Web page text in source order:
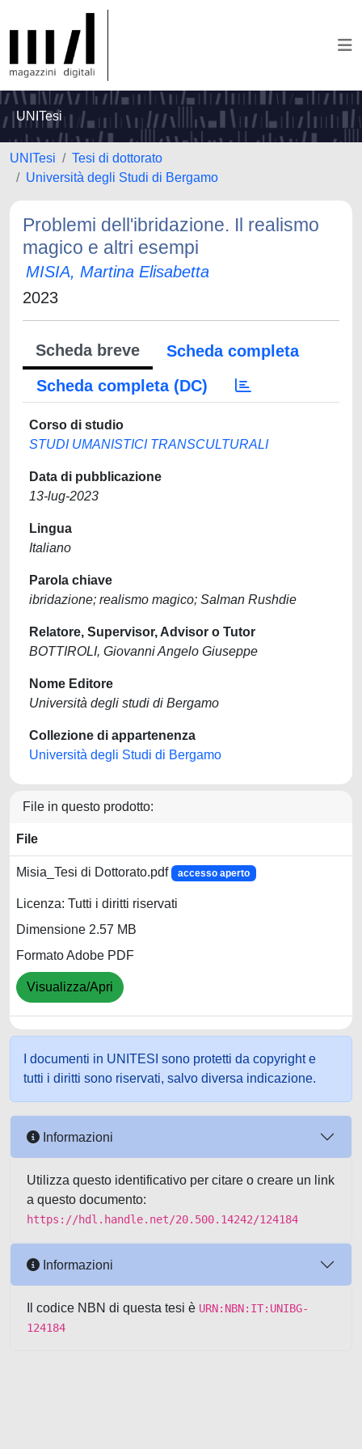
UNITesi
UNITesi
Tesi di dottorato
Università degli Studi di Bergamo
Problemi dell'ibridazione. Il realismo
magico e altri esempi
MISIA, Martina Elisabetta
2023
Scheda breve
Scheda completa
Scheda completa (DC)
Corso di studio
STUDI UMANISTICI TRANSCULTURALI
Data di pubblicazione
13-lug-2023
Lingua
Italiano
Parola chiave
ibridazione; realismo magico; Salman Rushdie
Relatore, Supervisor, Advisor o Tutor
BOTTIROLI, Giovanni Angelo Giuseppe
Nome Editore
Università degli studi di Bergamo
Collezione di appartenenza
Università degli Studi di Bergamo
File in questo prodotto:
File
Misia_Tesi di Dottorato.pdf accesso aperto
Licenza: Tutti i diritti riservati
Dimensione 2.57 MB
Formato Adobe PDF
Visualizza/Apri
I documenti in UNITESI sono protetti da copyright e
tutti i diritti sono riservati, salvo diversa indicazione.
Informazioni
Utilizza questo identificativo per citare o creare un link
a questo documento:
https://hdl.handle.net/20.500.14242/124184
Informazioni
Il codice NBN di questa tesi è URN:NBN:IT:UNIBG-
124184